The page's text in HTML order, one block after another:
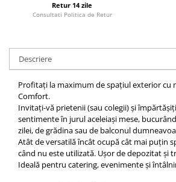
Retur 14 zile
Consultati Politica de Retur
Descriere
Profitați la maximum de spațiul exterior cu
Comfort.
Invitați-vă prietenii (sau colegii) și
sentimente în jurul aceleiași mese,
zilei, de grădina sau de balconul
Atât de versatilă încât ocupă cât mai puțin
când nu este utilizată. Ușor de depozitat și
Ideală pentru catering, evenimente și